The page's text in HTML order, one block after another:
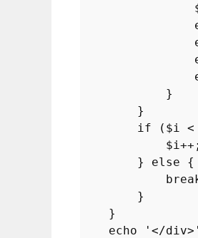
            }
        }
if ( $i <
$i++;
        }
else {
        }
    }
echo
'</div>'